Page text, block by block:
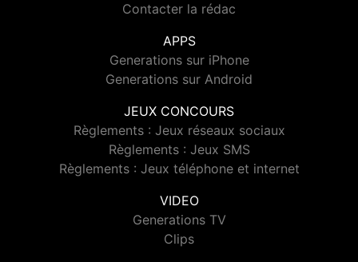
Contacter la rédac
APPS
Generations sur iPhone
Generations sur Android
JEUX CONCOURS
Règlements : Jeux réseaux sociaux
Règlements : Jeux SMS
Règlements : Jeux téléphone et internet
VIDEO
Generations TV
Clips